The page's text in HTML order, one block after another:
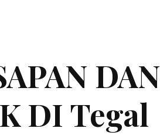
DAN
DI Tegal